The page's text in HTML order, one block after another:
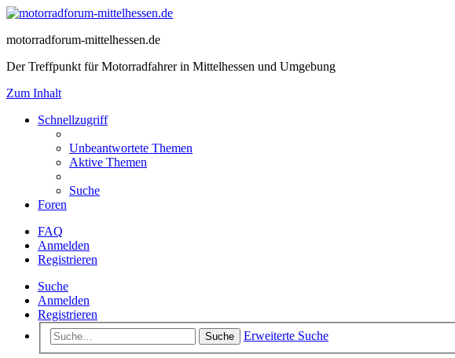
motorradforum-mittelhessen.de
Der Treffpunkt für Motorradfahrer in Mittelhessen und Umgebung
Zum Inhalt
Schnellzugriff
Unbeantwortete Themen
Aktive Themen
Suche
Foren
FAQ
Anmelden
Registrieren
Suche
Anmelden
Registrieren
Suche Erweiterte Suche